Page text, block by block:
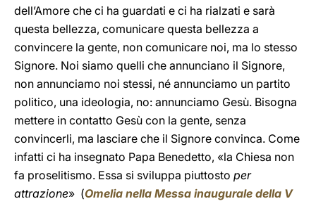
dell’Amore che ci ha guardati e ci ha rialzati e sarà
questa bellezza, comunicare questa bellezza a
convincere la gente, non comunicare noi, ma lo stesso
Signore. Noi siamo quelli che annunciano il Signore,
non annunciamo noi stessi, né annunciamo un partito
politico, una ideologia, no: annunciamo Gesù. Bisogna
mettere in contatto Gesù con la gente, senza
convincerli, ma lasciare che il Signore convinca. Come
infatti ci ha insegnato Papa Benedetto, «la Chiesa non
fa proselitismo. Essa si sviluppa piuttosto per
attrazione» (Omelia nella Messa inaugurale della V